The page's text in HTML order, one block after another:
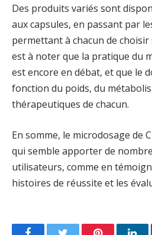
Des produits variés sont
aux capsules, en passant par
permettant à chacun de
est à noter que la pratique du
est encore en débat, et que le
fonction du poids, du
thérapeutiques de chacun.
En somme, le microdosage de
qui semble apporter de
utilisateurs, comme en
histoires de réussite et les